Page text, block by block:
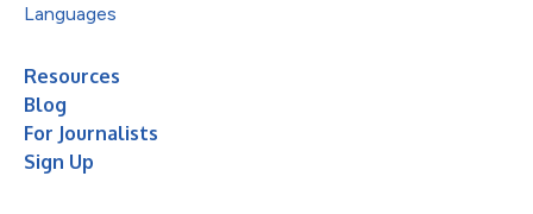
Languages
Resources
Blog
For Journalists
Sign Up